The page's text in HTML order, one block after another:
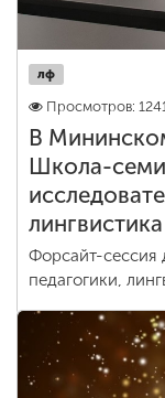
лф
Просмотров:
В
Школа-
Форсайт-сессия
педагогики,